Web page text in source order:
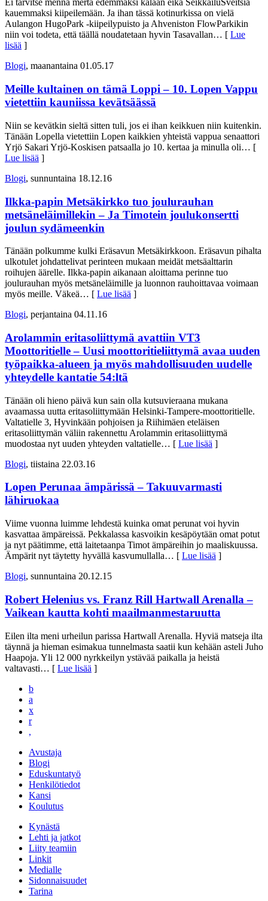
Ei tarvitse mennä merta edemmäksi kalaan eikä SeikkailuSveitsiä
kauemmaksi kiipeilemään. Ja ihan tässä kotinurkissa on vielä
Aulangon HugoPark -kiipeilypuisto ja Ahveniston FlowParkikin
niin voi todeta, että täällä noudatetaan hyvin Tasavallan… [ Lue
lisää ]
Blogi, maanantaina 01.05.17
Meille kultainen on tämä Loppi – 10. Lopen Vappu
vietettiin kauniissa kevätsäässä
Niin se kevätkin sieltä sitten tuli, jos ei ihan keikkuen niin kuitenkin.
Tänään Lopella vietettiin Lopen kaikkien yhteistä vappua senaattori
Yrjö Sakari Yrjö-Koskisen patsaalla jo 10. kertaa ja minulla oli… [
Lue lisää ]
Blogi, sunnuntaina 18.12.16
Ilkka-papin Metsäkirkko tuo joulurauhan
metsäneläimillekin – Ja Timotein joulukonsertti
joulun sydämeenkin
Tänään polkumme kulki Eräsavun Metsäkirkkoon. Eräsavun pihalta
ulkotulet johdattelivat perinteen mukaan meidät metsäalttarin
roihujen äärelle. Ilkka-papin aikanaan aloittama perinne tuo
joulurauhan myös metsäneläimille ja luonnon rauhoittavaa voimaan
myös meille. Väkeä… [ Lue lisää ]
Blogi, perjantaina 04.11.16
Arolammin eritasoliittymä avattiin VT3
Moottoritielle – Uusi moottoritieliittymä avaa uuden
työpaikka-alueen ja myös mahdollisuuden uudelle
yhteydelle kantatie 54:ltä
Tänään oli hieno päivä kun sain olla kutsuvieraana mukana
avaamassa uutta eritasoliittymään Helsinki-Tampere-moottoritielle.
Valtatielle 3, Hyvinkään pohjoisen ja Riihimäen eteläisen
eritasoliittymän väliin rakennettu Arolammin eritasoliittymä
muodostaa nyt uuden yhteyden valtatielle… [ Lue lisää ]
Blogi, tiistaina 22.03.16
Lopen Perunaa ämpärissä – Takuuvarmasti
lähiruokaa
Viime vuonna luimme lehdestä kuinka omat perunat voi hyvin
kasvattaa ämpäreissä. Pekkalassa kasvoikin kesäpöytään omat potut
ja nyt päätimme, että laitetaanpa Timot ämpäreihin jo maaliskuussa.
Ämpärit nyt täytetty hyvällä kasvumullalla… [ Lue lisää ]
Blogi, sunnuntaina 20.12.15
Robert Helenius vs. Franz Rill Hartwall Arenalla –
Vaikean kautta kohti maailmanmestaruutta
Eilen ilta meni urheilun parissa Hartwall Arenalla. Hyviä matseja ilta
täynnä ja hieman esimakua tunnelmasta saatii kun kehään asteli Juho
Haapoja. Yli 12 000 nyrkkeilyn ystävää paikalla ja heistä
valtavasti… [ Lue lisää ]
b
a
x
r
,
Avustaja
Blogi
Eduskuntatyö
Henkilötiedot
Kansi
Koulutus
Kynästä
Lehti ja jatkot
Liity teamiin
Linkit
Medialle
Sidonnaisuudet
Tarina